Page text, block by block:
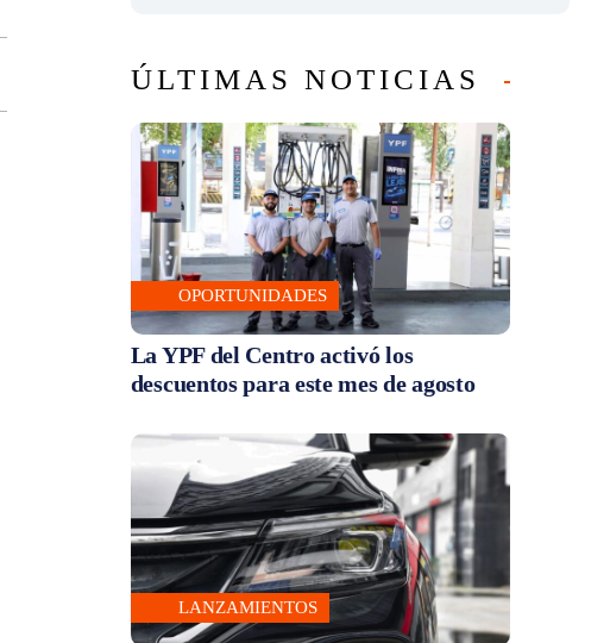
ÚLTIMAS NOTICIAS
OPORTUNIDADES
La YPF del Centro activó los
descuentos para este mes de agosto
LANZAMIENTOS